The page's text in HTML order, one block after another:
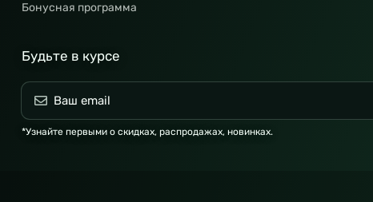
Бонусная программа
Будьте в курсе
*Узнайте первыми о скидках, распродажах, новинках.